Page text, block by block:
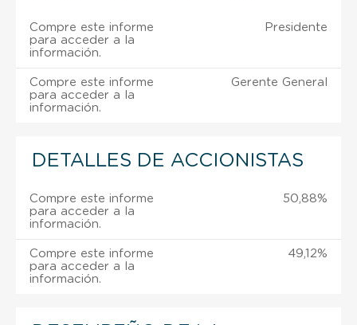
Compre este informe
para acceder a la
información.
Presidente
Compre este informe
para acceder a la
información.
Gerente General
DETALLES DE ACCIONISTAS
Compre este informe
para acceder a la
información.
50,88%
Compre este informe
para acceder a la
información.
49,12%